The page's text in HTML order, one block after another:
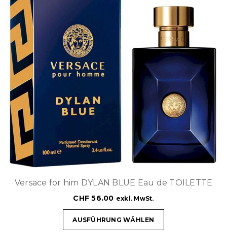
Versace for him DYLAN BLUE Eau de TOILETTE
CHF 56.00 exkl. MwSt.
AUSFÜHRUNG WÄHLEN